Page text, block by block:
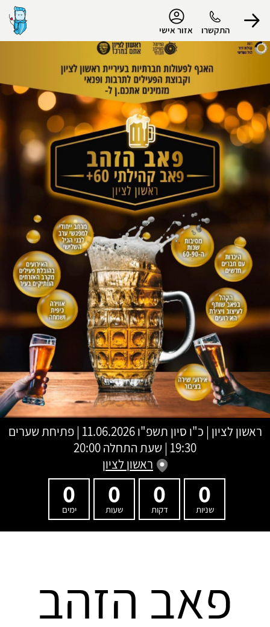
התקשרו אזור אישי
הפרופיל שלי
התנתק
ראשון לציון | כ"ו סיון תשפ"ו
11.06.2026 | פתיחת שערים
19:30 | שעת התחלה 20:00
ראשון לציון
0
שניות
0
דקות
0
שעות
0
ימים
פאב הזהב